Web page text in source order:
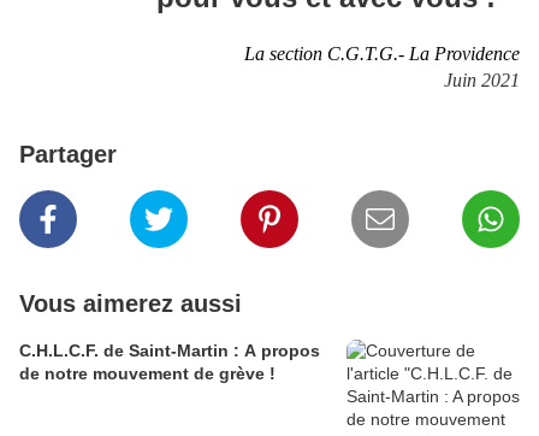
La section C.G.T.G.- La Providence
Juin 2021
Partager
Vous aimerez aussi
C.H.L.C.F. de Saint-Martin : A propos
de notre mouvement de grève !